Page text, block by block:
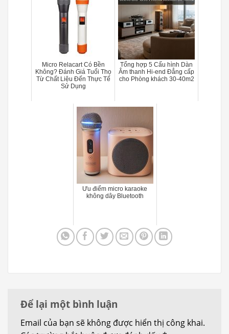
Micro Relacart Có Bền
Không? Đánh Giá Tuổi Thọ
Từ Chất Liệu Đến Thực Tế
Sử Dụng
Tổng hợp 5 Cấu hình Dàn
Âm thanh Hi-end Đẳng cấp
cho Phòng khách 30-40m2
Ưu điểm micro karaoke
không dây Bluetooth
Để lại một bình luận
Email của bạn sẽ không được hiển thị công khai.